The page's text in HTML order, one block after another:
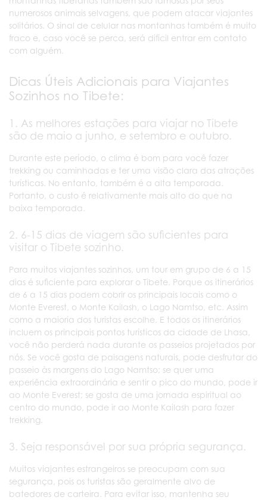
numerosos animais selvagens, que podem atacar viajantes
solitários. O sinal de celular nas montanhas também é muito
fraco e, caso você se perca, será difícil entrar em contato
com alguém.
Dicas Úteis Adicionais para Viajantes
Sozinhos no Tibete:
1. As melhores estações para viajar no Tibete
são de maio a junho, e setembro e outubro.
Durante este período, o clima é bom para você fazer
trekking ou caminhadas e ter uma visão clara das atrações
turísticas. No entanto, também é a alta temporada.
Portanto, o custo é relativamente mais alto do que na
baixa temporada.
2. 6-15 dias de viagem são suficientes para
visitar o Tibete sozinho.
Para muitos viajantes sozinhos, um tour em grupo de 6 a 15
dias é suficiente para explorar o Tibete. Porque os itinerários
de 6 a 15 dias podem cobrir os principais locais como o
Monte Everest, o Monte Kailash, o Lago Namtso, etc. Assim
como a maioria dos turistas escolhe. E todos os itinerários
incluem os principais pontos turísticos da cidade de Lhasa,
você não perderá nada durante os passeios projetados por
nós. Se você gosta de paisagens naturais, pode desfrutar do
passeio às margens do Lago Namtso; se quer uma
experiência extraordinária e sentir o pico do mundo, pode ir
ao Monte Everest; se gosta de uma jornada espiritual ao
centro do mundo, pode ir ao Monte Kailash para fazer
trekking.
3. Seja responsável por sua própria segurança.
Muitos viajantes estrangeiros se preocupam com sua
segurança, pois os turistas são geralmente alvo de
batedores de carteira. Para evitar isso, mantenha seu